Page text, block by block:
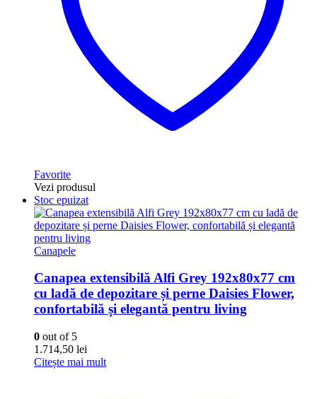
Favorite
Vezi produsul
Stoc epuizat
Canapele
Canapea extensibilă Alfi Grey 192x80x77 cm
cu ladă de depozitare și perne Daisies Flower,
confortabilă și elegantă pentru living
0 out of 5
1.714,50 lei
Citește mai mult